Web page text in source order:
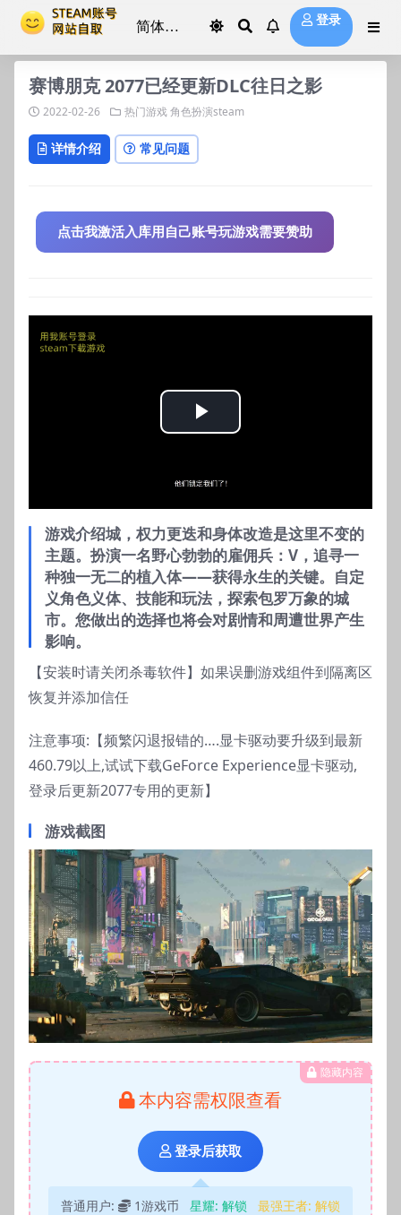
登录
赛博朋克 2077已经更新DLC往日之影
2022-02-26 热门游戏角色扮演steam
详情介绍 常见问题
点击我激活入库用自己账号玩游戏需要赞助
Play
Video
游戏介绍城，权力更迭和身体改造是这里不变的
主题。扮演一名野心勃勃的雇佣兵：V，追寻一
种独一无二的植入体——获得永生的关键。自定
义角色义体、技能和玩法，探索包罗万象的城
市。您做出的选择也将会对剧情和周遭世界产生
影响。
【安装时请关闭杀毒软件】如果误删游戏组件到隔离区
恢复并添加信任
注意事项:【频繁闪退报错的….显卡驱动要升级到最新
460.79以上,试试下载GeForce Experience显卡驱动,
登录后更新2077专用的更新】
游戏截图
隐藏内容
本内容需权限查看
登录后获取
普通用户: 1游戏币 星耀: 解锁 最强王者: 解锁